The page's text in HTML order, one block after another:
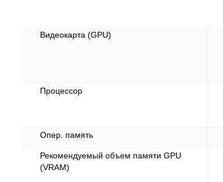
Видеокарта (GPU)
Процессор
Опер. память
Рекомендуемый объем памяти GPU
(VRAM)